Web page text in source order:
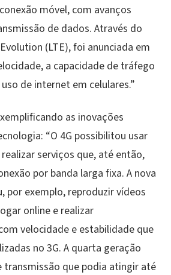
móvel, com avanços
de dados. Através do
(LTE), foi anunciada em
a capacidade de tráfego
de internet em celulares.”
as inovações
“O 4G possibilitou usar
serviços que, até então,
por banda larga fixa. A nova
por exemplo, reproduzir vídeos
online e realizar
velocidade e estabilidade que
no 3G. A quarta geração
transmissão que podia atingir até